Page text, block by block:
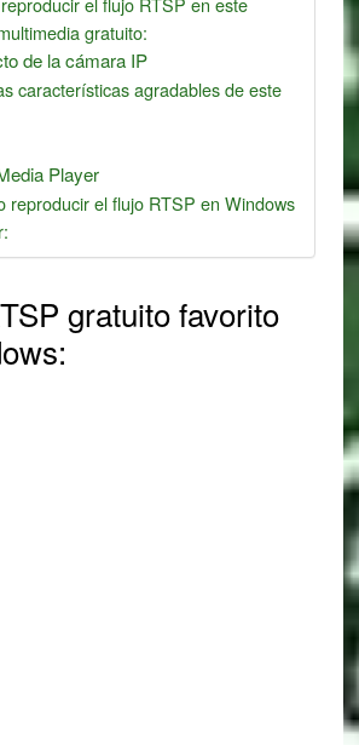
gratuito:
de la cámara IP
características agradables de este
Player
reproducir el flujo RTSP en Windows
gratuito favorito